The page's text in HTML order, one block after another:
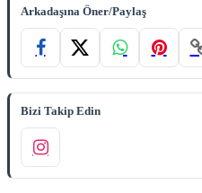
Arkadaşına Öner/Paylaş
Bizi Takip Edin